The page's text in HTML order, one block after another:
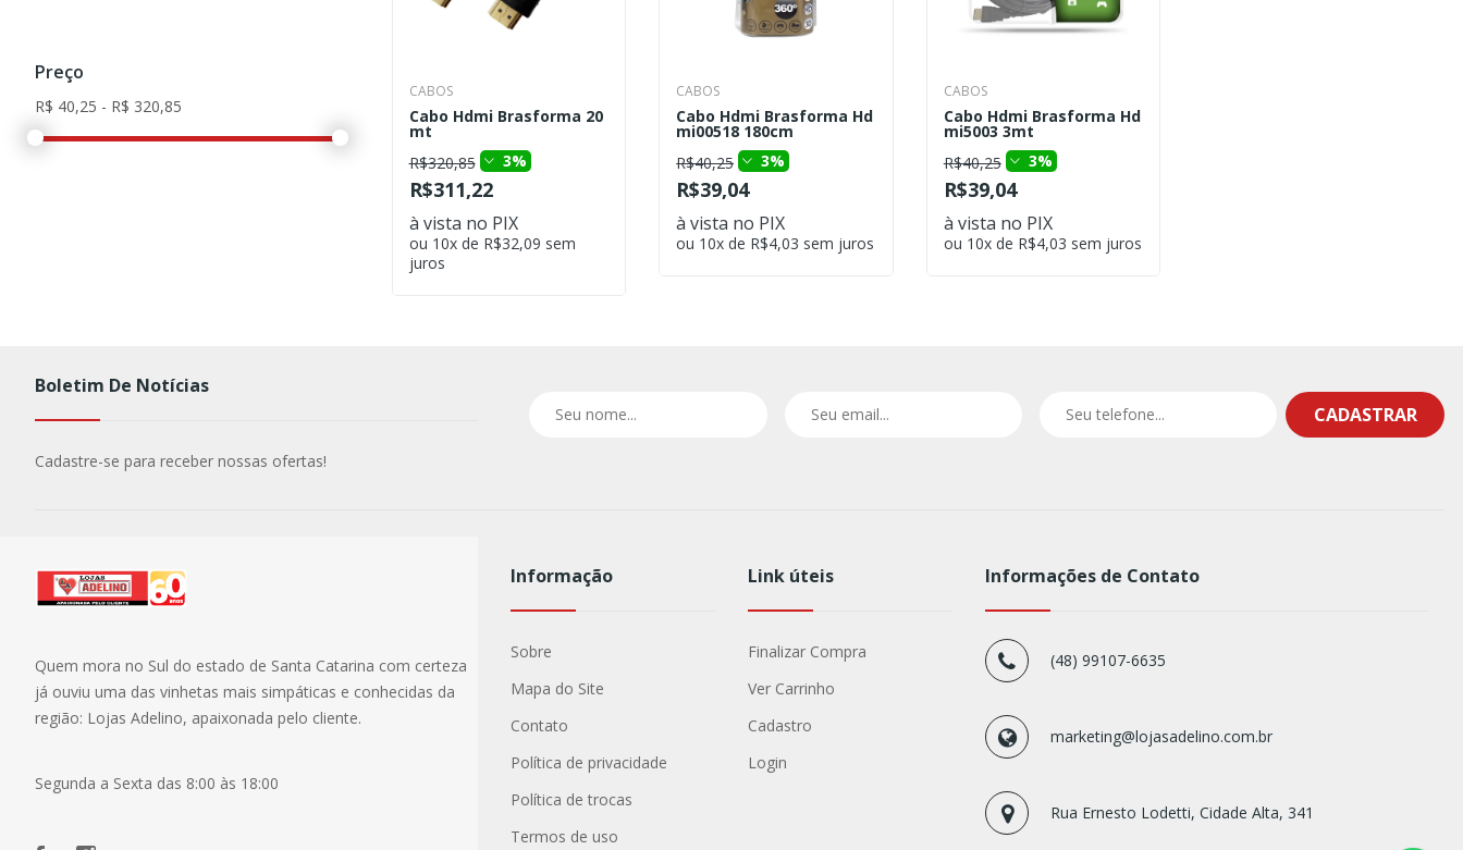
CABOS
Cabo Hdmi Brasforma 20
mt
R$320,85
3%
R$311,22
à vista no PIX
ou 10x de R$32,09 sem
juros
CABOS
Cabo Hdmi Brasforma Hd
mi00518 180cm
R$40,25
3%
R$39,04
à vista no PIX
ou 10x de R$4,03 sem juros
CABOS
Cabo Hdmi Brasforma Hd
mi5003 3mt
R$40,25
3%
R$39,04
à vista no PIX
ou 10x de R$4,03 sem juros
Preço
Boletim De Notícias
Cadastre-se para receber nossas ofertas!
CADASTRAR
Quem mora no Sul do estado de Santa Catarina com certeza
já ouviu uma das vinhetas mais simpáticas e conhecidas da
região: Lojas Adelino, apaixonada pelo cliente.
Segunda a Sexta das 8:00 às 18:00
Informação
Sobre
Mapa do Site
Contato
Política de privacidade
Política de trocas
Termos de uso
Link úteis
Finalizar Compra
Ver Carrinho
Cadastro
Login
Informações de Contato
(48) 99107-6635
marketing@lojasadelino.com.br
Rua Ernesto Lodetti, Cidade Alta, 341